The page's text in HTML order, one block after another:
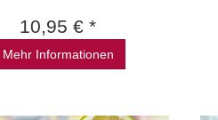
10,95 € *
Mehr Informationen